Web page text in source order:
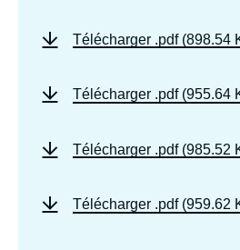
Télécharger .pdf (898.54
Télécharger .pdf (955.64
Télécharger .pdf (985.52
Télécharger .pdf (959.62